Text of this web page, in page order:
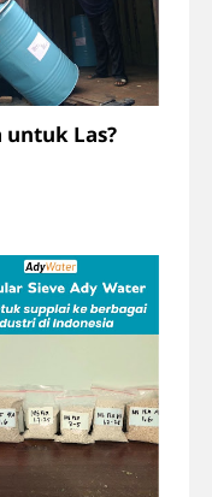
untuk Las?